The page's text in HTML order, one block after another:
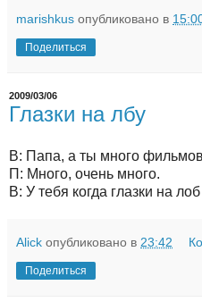
marishkus опубликовано в
Поделиться
2009/03/06
Глазки на лбу
В: Папа, а ты много
П: Много, очень много.
В: У тебя когда глазки на
Alick опубликовано в 23:42
Поделиться